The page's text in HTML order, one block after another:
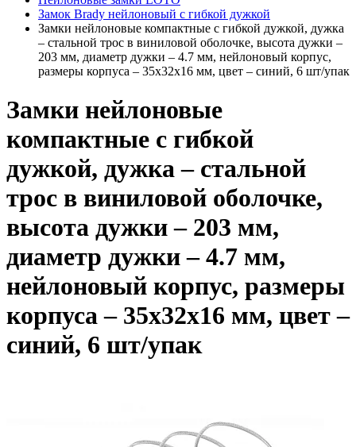
Замок Brady нейлоновый с гибкой дужкой
Замки нейлоновые компактные с гибкой дужкой, дужка
– стальной трос в виниловой оболочке, высота дужки –
203 мм, диаметр дужки – 4.7 мм, нейлоновый корпус,
размеры корпуса – 35х32х16 мм, цвет – синий, 6 шт/упак
Замки нейлоновые
компактные с гибкой
дужкой, дужка – стальной
трос в виниловой оболочке,
высота дужки – 203 мм,
диаметр дужки – 4.7 мм,
нейлоновый корпус, размеры
корпуса – 35х32х16 мм, цвет –
синий, 6 шт/упак